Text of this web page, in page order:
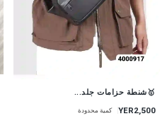
🥇شنطة حزامات جلد...
YER2,500 كمية محدودة